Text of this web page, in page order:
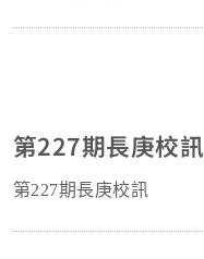
第227期長庚校訊
第227期長庚校訊